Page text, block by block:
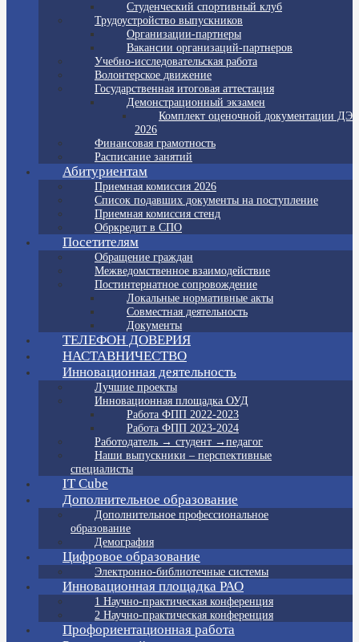
Студенческий спортивный клуб
Трудоустройство выпускников
Организации-партнеры
Вакансии организаций-партнеров
Учебно-исследовательская работа
Волонтерское движение
Государственная итоговая аттестация
Демонстрационный экзамен
Комплект оценочной документации ДЭ
2026
Финансовая грамотность
Расписание занятий
Абитуриентам
Приемная комиссия 2026
Список подавших документы на поступление
Приемная комиссия стенд
Обркредит в СПО
Посетителям
Обращение граждан
Межведомственное взаимодействие
Постинтернатное сопровождение
Локальные нормативные акты
Совместная деятельность
Документы
ТЕЛЕФОН ДОВЕРИЯ
НАСТАВНИЧЕСТВО
Инновационная деятельность
Лучшие проекты
Инновационная площадка ОУД
Работа ФПП 2022-2023
Работа ФПП 2023-2024
Работодатель → студент →педагог
Наши выпускники – перспективные
специалисты
IT Cube
Дополнительное образование
Дополнительное профессиональное
образование
Демография
Цифровое образование
Электронно-библиотечные системы
Инновационная площадка РАО
1 Научно-практическая конференция
2 Научно-практическая конференция
Профориентационная работа